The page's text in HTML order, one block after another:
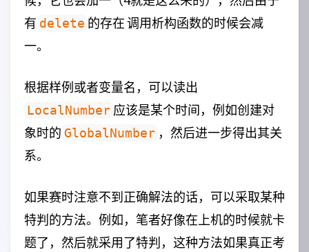
有 delete 的存在 调用析构函数的时候会减
一。
根据样例或者变量名，可以读出
LocalNumber 应该是某个时间，例如创建对
象时的 GlobalNumber ，然后进一步得出其关
系。
如果赛时注意不到正确解法的话，可以采取某种
特判的方法。例如，笔者好像在上机的时候就卡
题了，然后就采用了特判，这种方法如果真正考